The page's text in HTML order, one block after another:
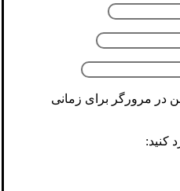
در مرورگر برای زمانی
کنید: